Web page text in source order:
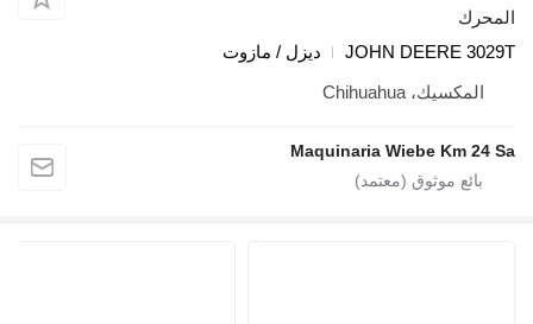
المحرك
JOHN DEERE 3029T
ديزل / مازوت
المكسيك، Chihuahua
Maquinaria Wiebe Km 24 Sa